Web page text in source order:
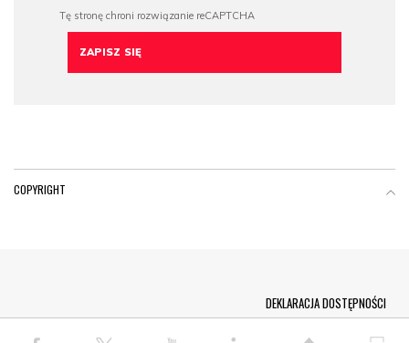
COPYRIGHT
DEKLARACJA DOSTĘPNOŚCI